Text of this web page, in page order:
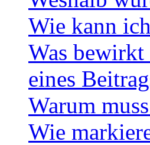
Wie kann
Was bewirkt
eines
Warum
Wie